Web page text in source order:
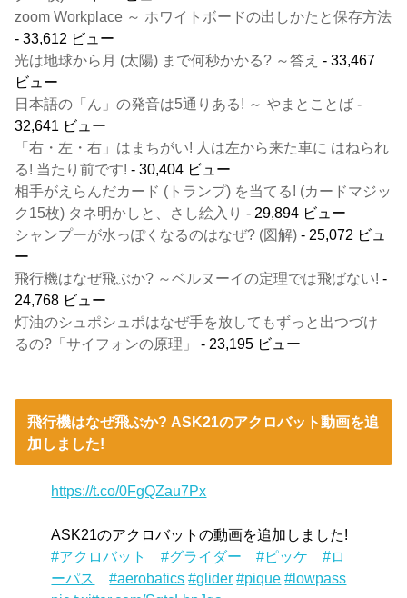
zoom Workplace ～ ホワイトボードの出しかたと保存方法
- 33,612 ビュー
光は地球から月 (太陽) まで何秒かかる? ～答え - 33,467
ビュー
日本語の「ん」の発音は5通りある! ～ やまとことば -
32,641 ビュー
「右・左・右」はまちがい! 人は左から来た車に はねられ
る! 当たり前です! - 30,404 ビュー
相手がえらんだカード (トランプ) を当てる! (カードマジッ
ク15枚) タネ明かしと、さし絵入り - 29,894 ビュー
シャンプーが水っぽくなるのはなぜ? (図解) - 25,072 ビュ
ー
飛行機はなぜ飛ぶか? ～ベルヌーイの定理では飛ばない! -
24,768 ビュー
灯油のシュポシュポはなぜ手を放してもずっと出つづけ
るの?「サイフォンの原理」
- 23,195 ビュー
飛行機はなぜ飛ぶか? ASK21のアクロバット動画を追
加しました!
https://t.co/0FgQZau7Px
ASK21のアクロバットの動画を追加しました!
#アクロバット
#グライダー #ピッケ
#ロ
ーパス
#aerobatics #glider #pique #lowpass